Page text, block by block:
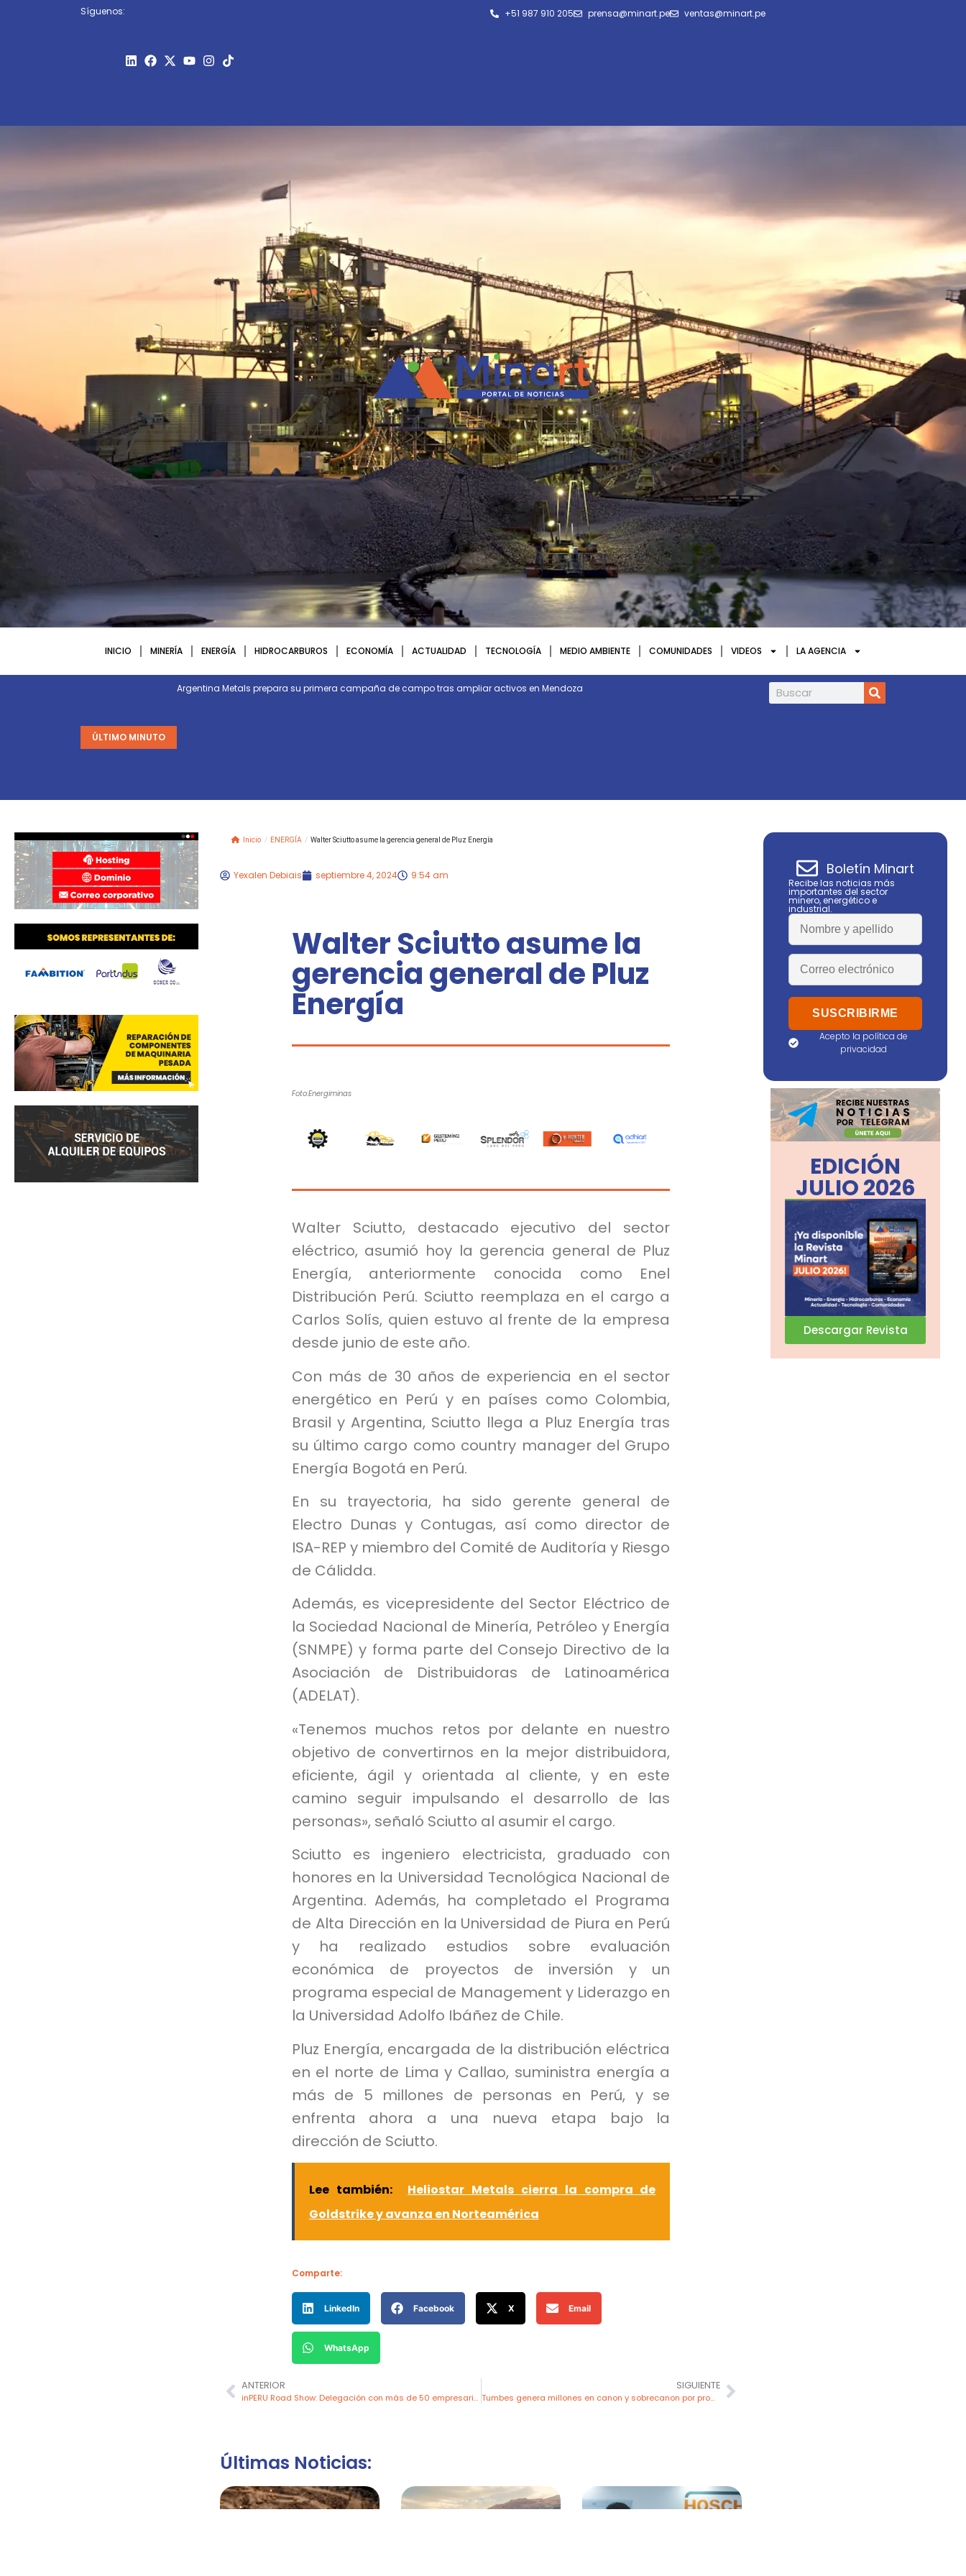
Síguenos: +51 987 910 205 prensa@minart.pe ventas@minart.pe
INICIO MINERÍA ENERGÍA HIDROCARBUROS ECONOMÍA ACTUALIDAD TECNOLOGÍA MEDIO AMBIENTE COMUNIDADES VIDEOS LA AGENCIA
ÚLTIMO MINUTO
Argentina Metals prepara su primera campaña de campo tras ampliar activos en Mendoza Infield Minerals amplía en 85% la
Inicio / ENERGÍA / Walter Sciutto asume la gerencia general de Pluz Energía
Yexalen Debiais septiembre 4, 2024 9:54 am
Walter Sciutto asume la
gerencia general de Pluz
Energía
Foto:Energiminas
Walter Sciutto, destacado ejecutivo del sector
eléctrico, asumió hoy la gerencia general de Pluz
Energía, anteriormente conocida como Enel
Distribución Perú. Sciutto reemplaza en el cargo a
Carlos Solís, quien estuvo al frente de la empresa
desde junio de este año.
Con más de 30 años de experiencia en el sector
energético en Perú y en países como Colombia,
Brasil y Argentina, Sciutto llega a Pluz Energía tras
su último cargo como country manager del Grupo
Energía Bogotá en Perú.
En su trayectoria, ha sido gerente general de
Electro Dunas y Contugas, así como director de
ISA-REP y miembro del Comité de Auditoría y Riesgo
de Cálidda.
Además, es vicepresidente del Sector Eléctrico de
la Sociedad Nacional de Minería, Petróleo y Energía
(SNMPE) y forma parte del Consejo Directivo de la
Asociación de Distribuidoras de Latinoamérica
(ADELAT).
«Tenemos muchos retos por delante en nuestro
objetivo de convertirnos en la mejor distribuidora,
eficiente, ágil y orientada al cliente, y en este
camino seguir impulsando el desarrollo de las
personas», señaló Sciutto al asumir el cargo.
Sciutto es ingeniero electricista, graduado con
honores en la Universidad Tecnológica Nacional de
Argentina. Además, ha completado el Programa
de Alta Dirección en la Universidad de Piura en Perú
y ha realizado estudios sobre evaluación
económica de proyectos de inversión y un
programa especial de Management y Liderazgo en
la Universidad Adolfo Ibáñez de Chile.
Pluz Energía, encargada de la distribución eléctrica
en el norte de Lima y Callao, suministra energía a
más de 5 millones de personas en Perú, y se
enfrenta ahora a una nueva etapa bajo la
dirección de Sciutto.
Lee también:
Heliostar Metals cierra la compra de
Goldstrike y avanza en Norteamérica
Comparte:
LinkedIn Facebook X Email
WhatsApp
ANTERIOR
inPERU Road Show: Delegación con más de 50 empresarios y autoridades peruanas llegan a Nueva York para promover la inversión extranjera
SIGUIENTE
Tumbes genera millones en canon y sobrecanon por producción de hidrocarburos en primer semestre de 2024
Últimas Noticias:
Boletín Minart
Recibe las noticias más
importantes del sector
minero, energético e
industrial.
Acepto la política de
privacidad
EDICIÓN
JULIO 2026
Descargar Revista